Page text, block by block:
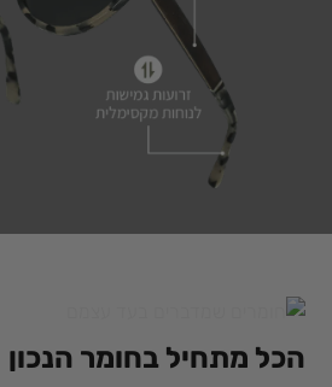
הכל מתחיל בחומר הנכון